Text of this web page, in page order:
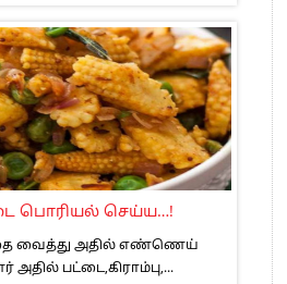
பொரியல் செய்ய…!
வைத்து அதில் எண்ணெய்
பட்டை,கிராம்பு,...